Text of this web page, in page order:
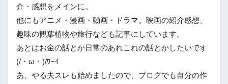
介・感想をメインに。
他にもアニメ・漫画・動画・ドラマ。映画の紹介感想、
趣味の観葉植物や旅行なども記事にしています。
あとはお金の話とか日常のあれこれの話とかしたいです
(/・ω・)/ﾜｰｲ
あ、やる夫スレも始めましたので、ブログでも自分の作